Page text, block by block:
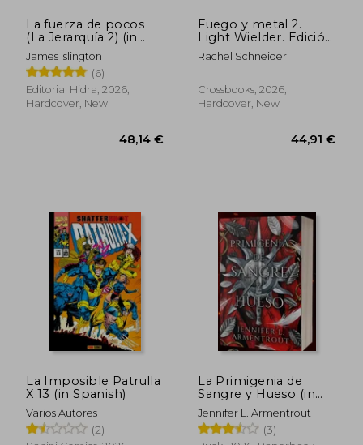
La fuerza de pocos
(La Jerarquía 2) (in
Spanish)
James Islington
(6)
Editorial Hidra, 2026,
Hardcover, New
Fuego y metal 2.
Light Wielder. Edición
con cantos tintados
(in Spanish)
Rachel Schneider
Crossbooks, 2026,
Hardcover, New
La Imposible Patrulla
X 13 (in Spanish)
Varios Autores
(2)
La Primigenia de
Sangre y Hueso (in
Spanish)
Jennifer L. Armentrout
(3)